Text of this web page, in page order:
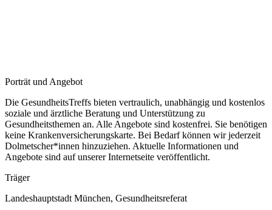
Porträt und Angebot
Die GesundheitsTreffs bieten vertraulich, unabhängig und kostenlos
soziale und ärztliche Beratung und Unterstützung zu
Gesundheitsthemen an. Alle Angebote sind kostenfrei. Sie benötigen
keine Krankenversicherungskarte. Bei Bedarf können wir jederzeit
Dolmetscher*innen hinzuziehen. Aktuelle Informationen und
Angebote sind auf unserer Internetseite veröffentlicht.
Träger
Landeshauptstadt München, Gesundheitsreferat